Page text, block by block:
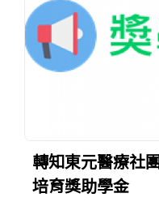
轉知東元醫療社
培育獎助學金